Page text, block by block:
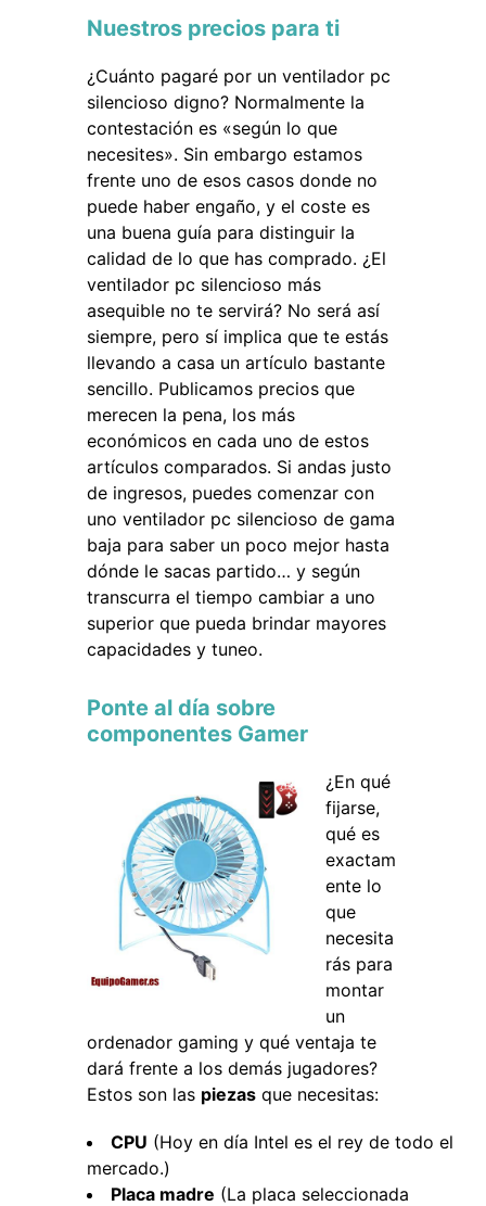
Nuestros precios para ti
¿Cuánto pagaré por un ventilador pc
silencioso digno? Normalmente la
contestación es «según lo que
necesites». Sin embargo estamos
frente uno de esos casos donde no
puede haber engaño, y el coste es
una buena guía para distinguir la
calidad de lo que has comprado. ¿El
ventilador pc silencioso más
asequible no te servirá? No será así
siempre, pero sí implica que te estás
llevando a casa un artículo bastante
sencillo. Publicamos precios que
merecen la pena, los más
económicos en cada uno de estos
artículos comparados. Si andas justo
de ingresos, puedes comenzar con
uno ventilador pc silencioso de gama
baja para saber un poco mejor hasta
dónde le sacas partido… y según
transcurra el tiempo cambiar a uno
superior que pueda brindar mayores
capacidades y tuneo.
Ponte al día sobre
componentes Gamer
¿En qué
fijarse,
qué es
exactam
ente lo
que
necesita
rás para
montar
un
ordenador gaming y qué ventaja te
dará frente a los demás jugadores?
Estos son las piezas que necesitas:
CPU (Hoy en día Intel es el rey de todo el
mercado.)
Placa madre (La placa seleccionada